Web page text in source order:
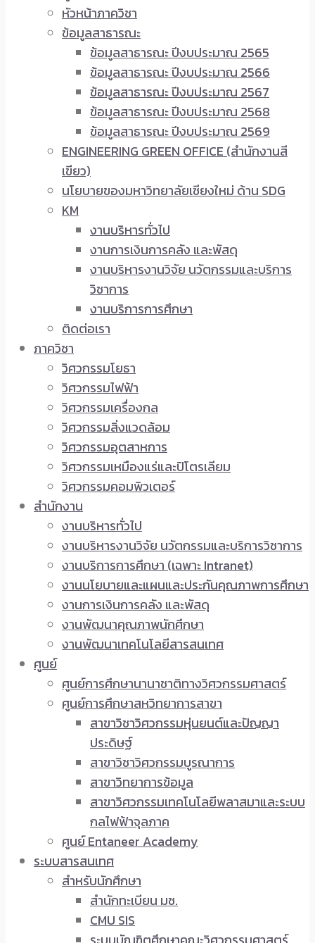
หัวหน้าภาควิชา
ข้อมูลสาธารณะ
ข้อมูลสาธารณะ ปีงบประมาณ 2565
ข้อมูลสาธารณะ ปีงบประมาณ 2566
ข้อมูลสาธารณะ ปีงบประมาณ 2567
ข้อมูลสาธารณะ ปีงบประมาณ 2568
ข้อมูลสาธารณะ ปีงบประมาณ 2569
ENGINEERING GREEN OFFICE (สำนักงานสี
เขียว)
นโยบายของมหาวิทยาลัยเชียงใหม่ ด้าน SDG
KM
งานบริหารทั่วไป
งานการเงินการคลัง และพัสดุ
งานบริหารงานวิจัย นวัตกรรมและบริการ
วิชาการ
งานบริการการศึกษา
ติดต่อเรา
ภาควิชา
วิศวกรรมโยธา
วิศวกรรมไฟฟ้า
วิศวกรรมเครื่องกล
วิศวกรรมสิ่งแวดล้อม
วิศวกรรมอุตสาหการ
วิศวกรรมเหมืองแร่และปิโตรเลียม
วิศวกรรมคอมพิวเตอร์
สำนักงาน
งานบริหารทั่วไป
งานบริหารงานวิจัย นวัตกรรมและบริการวิชาการ
งานบริการการศึกษา (เฉพาะ Intranet)
งานนโยบายและแผนและประกันคุณภาพการศึกษา
งานการเงินการคลัง และพัสดุ
งานพัฒนาคุณภาพนักศึกษา
งานพัฒนาเทคโนโลยีสารสนเทศ
ศูนย์
ศูนย์การศึกษานานาชาติทางวิศวกรรมศาสตร์
ศูนย์การศึกษาสหวิทยาการสาขา
สาขาวิชาวิศวกรรมหุ่นยนต์และปัญญา
ประดิษฐ์
สาขาวิชาวิศวกรรมบูรณาการ
สาขาวิทยาการข้อมูล
สาขาวิศวกรรมเทคโนโลยีพลาสมาและระบบ
กลไฟฟ้าจุลภาค
ศูนย์ Entaneer Academy
ระบบสารสนเทศ
สำหรับนักศึกษา
สำนักทะเบียน มช.
CMU SIS